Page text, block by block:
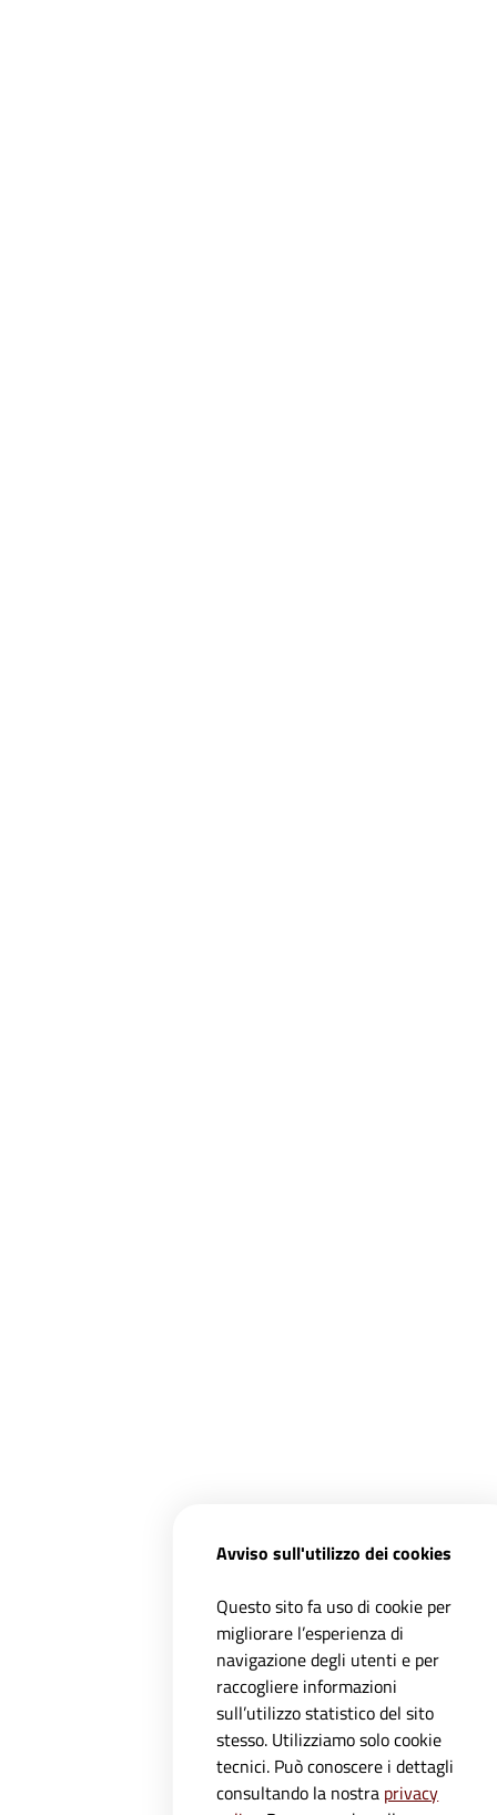
Registrati ai servizi
Avviso sull'utilizzo dei cookies
Questo sito fa uso di cookie per
migliorare l’esperienza di
navigazione degli utenti e per
raccogliere informazioni
sull’utilizzo statistico del sito
stesso. Utilizziamo solo cookie
tecnici. Può conoscere i dettagli
consultando la nostra privacy